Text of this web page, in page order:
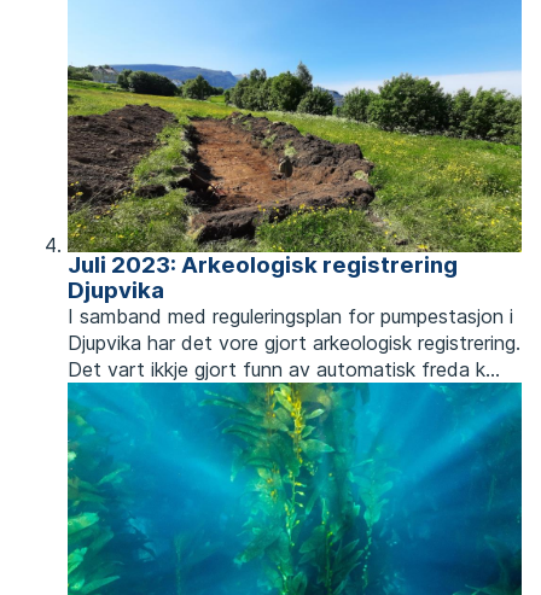
Juli 2023: Arkeologisk registrering
Djupvika
I samband med reguleringsplan for pumpestasjon i
Djupvika har det vore gjort arkeologisk registrering.
Det vart ikkje gjort funn av automatisk freda k...